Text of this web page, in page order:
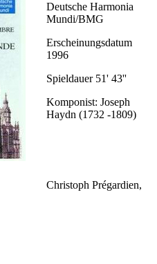
Deutsche Harmonia
Mundi/BMG
Erscheinungsdatum
1996
Spieldauer 51' 43''
Komponist: Joseph
Haydn (1732 -1809)
Christoph Prégardien,